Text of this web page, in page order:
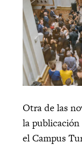
Otra de las
la
el Campus